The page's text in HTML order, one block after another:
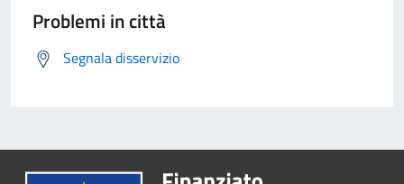
Problemi in città
Segnala disservizio